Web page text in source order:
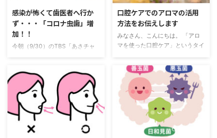
感染が怖くて歯医者へ行か
ず・・・「コロナ虫歯」増
加！！
今朝（9/30）のTBS「あさチャ
取り上げていました。 歯医者
は、感染リスクが高い？！ 新型
コロナウィルス感染拡大前は、定
期的に虫歯や歯周病のチェック、
メンテナンスやケアにお越しいた
だいていた方も、コロナに対する
不安から「コロナが怖いのでキャ
口腔ケアでのアロマの活用
方法をお伝えします
みなさん、こんにちは。 「アロ
マを使った口腔ケア」というタイ
だ？アロマと口腔ケアが関係ある
のか？とお思いになり、興味を惹
かれてこの記事を読み始められた
方が多いかもしれません。今回
は、当医院（歯科オーラルクリニ
ック・エクラ 愛知県日進市）が
行っている、アロマを使った口腔
ケア・歯科治療のご紹介です。
2022/11/29